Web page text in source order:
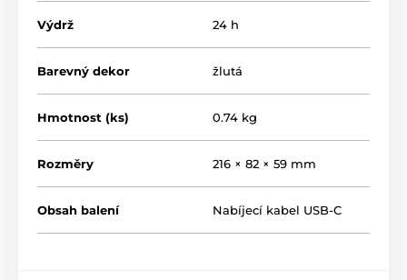
Výdrž 24 h
Barevný dekor žlutá
Hmotnost (ks) 0.74 kg
Rozměry 216 × 82 × 59 mm
Obsah balení Nabíjecí kabel USB-C